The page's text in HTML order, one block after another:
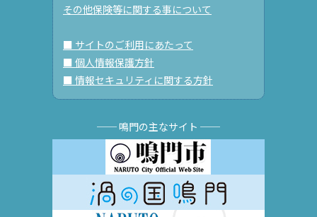
その他保険等に関する事について
■ サイトのご利用にあたって
■ 個人情報保護方針
■ 情報セキュリティに関する方針
── 鳴門の主なサイト ──